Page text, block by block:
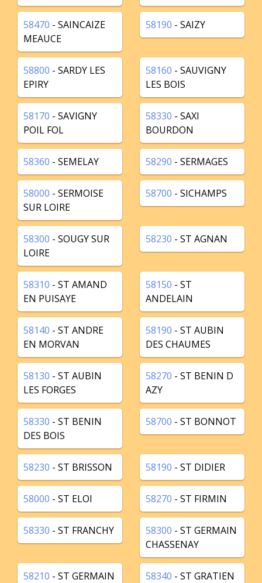
58470 - SAINCAIZE
MEAUCE
58190 - SAIZY
58800 - SARDY LES
EPIRY
58160 - SAUVIGNY
LES BOIS
58170 - SAVIGNY
POIL FOL
58330 - SAXI
BOURDON
58360 - SEMELAY 58290 - SERMAGES
58000 - SERMOISE
SUR LOIRE
58700 - SICHAMPS
58300 - SOUGY SUR
LOIRE
58230 - ST AGNAN
58310 - ST AMAND
EN PUISAYE
58150 - ST
ANDELAIN
58140 - ST ANDRE
EN MORVAN
58190 - ST AUBIN
DES CHAUMES
58130 - ST AUBIN
LES FORGES
58270 - ST BENIN D
AZY
58330 - ST BENIN
DES BOIS
58700 - ST BONNOT
58230 - ST BRISSON 58190 - ST DIDIER
58000 - ST ELOI 58270 - ST FIRMIN
58330 - ST FRANCHY 58300 - ST GERMAIN
CHASSENAY
58210 - ST GERMAIN
58340 - ST GRATIEN